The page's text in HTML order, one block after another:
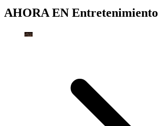
AHORA EN Entretenimiento